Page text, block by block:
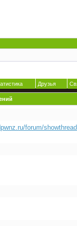
Друзья
forum/